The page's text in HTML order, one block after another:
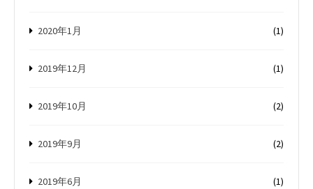
2020年1月 (1)
2019年12月 (1)
2019年10月 (2)
2019年9月 (2)
2019年6月 (1)